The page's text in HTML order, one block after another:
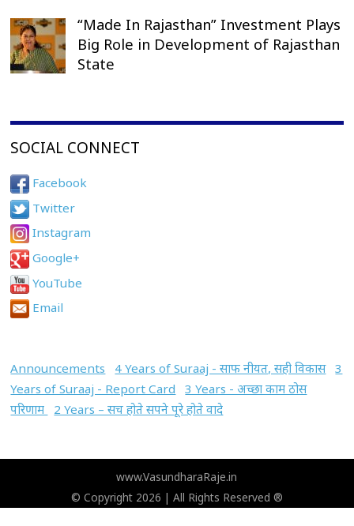
“Made In Rajasthan” Investment Plays
Big Role in Development of Rajasthan
State
SOCIAL CONNECT
Facebook
Twitter
Instagram
Google+
YouTube
Email
Announcements 4 Years of Suraaj - साफ नीयत, सही विकास 3
Years of Suraaj - Report Card
3 Years - अच्छा काम ठोस
परिणाम
2 Years – सच होते सपने पूरे होते वादे
www.VasundharaRaje.in
© Copyright 2026 | All Rights Reserved ®